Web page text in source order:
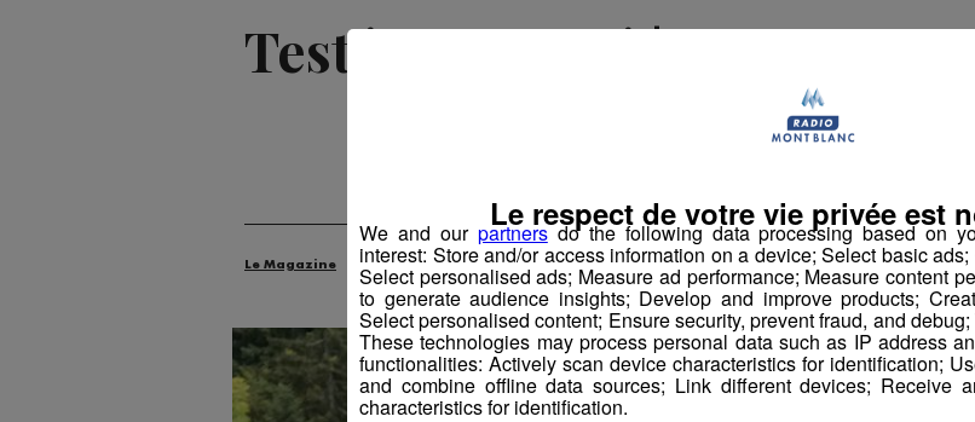
Testé Approuvé | Faites du
en vélo avec
Le Magazine Radio Mont Blanc Animation La Matinale des Super Lève-Tôt Découverte
We and our partnersdo the following data processing based on
interest: Store and/or access information on a device; Select basic
Select personalised ads; Measure ad performance; Measure content
to generate audience insights; Develop and improve products;
Select personalised content; Ensure security, prevent fraud, and
These technologies may process personal data such as IP address
functionalities: Actively scan device characteristics for identification;
and combine offline data sources; Link different devices; Receive
characteristics for identification.
Le respect de votre vie privée est